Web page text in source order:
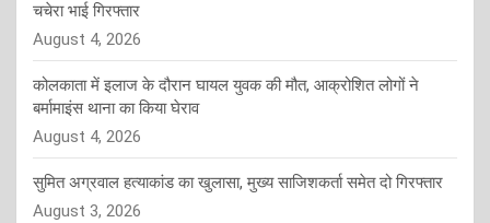
चचेरा भाई गिरफ्तार
August 4, 2026
कोलकाता में इलाज के दौरान घायल युवक की मौत, आक्रोशित लोगों ने
बर्मामाइंस थाना का किया घेराव
August 4, 2026
सुमित अग्रवाल हत्याकांड का खुलासा, मुख्य साजिशकर्ता समेत दो गिरफ्तार
August 3, 2026